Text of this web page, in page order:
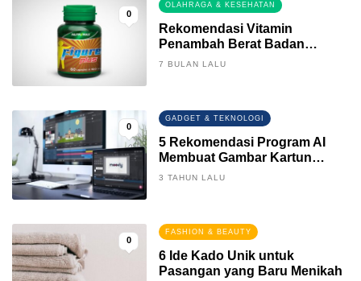
0
OLAHRAGA & KESEHATAN
Rekomendasi Vitamin
Penambah Berat Badan
Terbaik
7 BULAN LALU
0
GADGET & TEKNOLOGI
5 Rekomendasi Program AI
Membuat Gambar Kartun
Keren
3 TAHUN LALU
0
FASHION & BEAUTY
6 Ide Kado Unik untuk
Pasangan yang Baru Menikah